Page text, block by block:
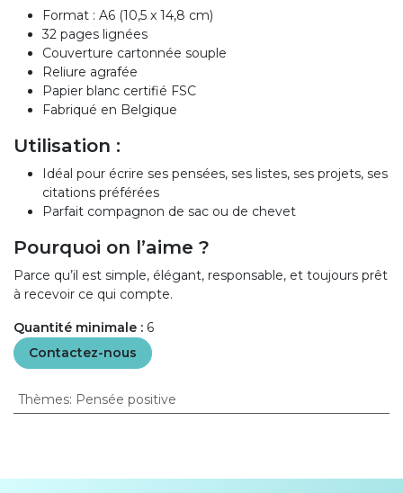
Format : A6 (10,5 x 14,8 cm)
32 pages lignées
Couverture cartonnée souple
Reliure agrafée
Papier blanc certifié FSC
Fabriqué en Belgique
Utilisation :
Idéal pour écrire ses pensées, ses listes, ses projets, ses
citations préférées
Parfait compagnon de sac ou de chevet
Pourquoi on l’aime ?
Parce qu’il est simple, élégant, responsable, et toujours prêt
à recevoir ce qui compte.
Quantité minimale : 6
Contactez-nous
Thèmes: Pensée positive